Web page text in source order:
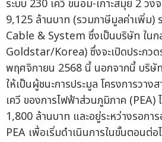
ระบบ 230 เควี ขนอม-เกาะสมุย 2 วง
9,125 ล้านบาท (รวมภาษีมูลค่าเพิ่ม)
Cable & System ซึ่งเป็นบริษัท ใน
Goldstar/Korea) ซึ่งจะเปิดประกวด
พฤศจิกายน 2568 นี้ นอกจากนี้ บริษัท
ให้เป็นผู้ชนะการประมูล โครงการวาง
เควี ของการไฟฟ้าส่วนภูมิภาค (PEA)
1,800 ล้านบาท และอยู่ระหว่างรอก
PEA เพื่อเริ่มดำเนินการในขั้นตอนต่อ